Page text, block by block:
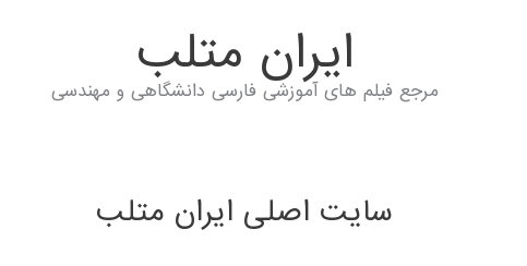
ايران متلب
مرجع فیلم های آموزشی فارسی دانشگاهی و مهندسی
سایت اصلی ایران متلب